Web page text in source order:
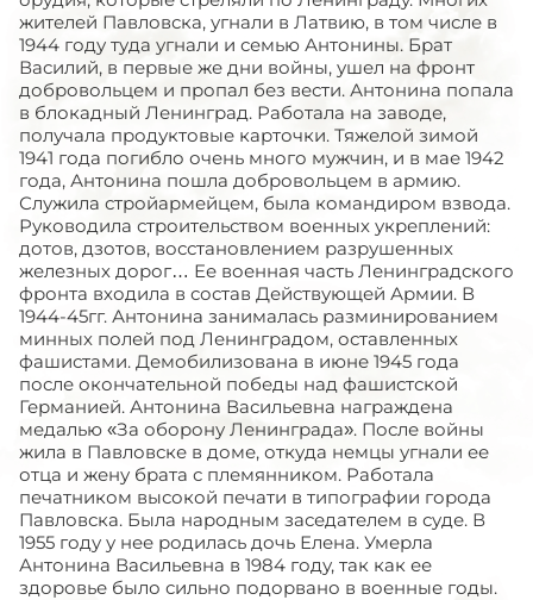
жителей Павловска, угнали в Латвию, в том числе в
1944 году туда угнали и семью Антонины. Брат
Василий, в первые же дни войны, ушел на фронт
добровольцем и пропал без вести. Антонина попала
в блокадный Ленинград. Работала на заводе,
получала продуктовые карточки. Тяжелой зимой
1941 года погибло очень много мужчин, и в мае 1942
года, Антонина пошла добровольцем в армию.
Служила стройармейцем, была командиром взвода.
Руководила строительством военных укреплений:
дотов, дзотов, восстановлением разрушенных
железных дорог… Ее военная часть Ленинградского
фронта входила в состав Действующей Армии. В
1944-45гг. Антонина занималась разминированием
минных полей под Ленинградом, оставленных
фашистами. Демобилизована в июне 1945 года
после окончательной победы над фашистской
Германией. Антонина Васильевна награждена
медалью «За оборону Ленинграда». После войны
жила в Павловске в доме, откуда немцы угнали ее
отца и жену брата с племянником. Работала
печатником высокой печати в типографии города
Павловска. Была народным заседателем в суде. В
1955 году у нее родилась дочь Елена. Умерла
Антонина Васильевна в 1984 году, так как ее
здоровье было сильно подорвано в военные годы.